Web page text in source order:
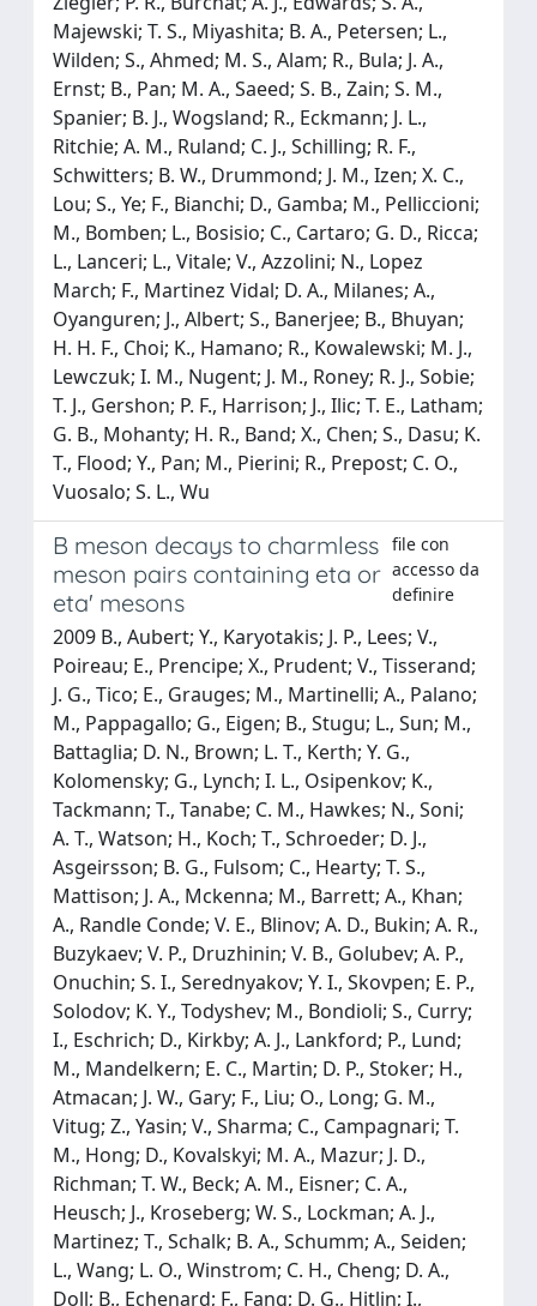
Majewski; T. S., Miyashita; B. A., Petersen; L.,
Wilden; S., Ahmed; M. S., Alam; R., Bula; J. A.,
Ernst; B., Pan; M. A., Saeed; S. B., Zain; S. M.,
Spanier; B. J., Wogsland; R., Eckmann; J. L.,
Ritchie; A. M., Ruland; C. J., Schilling; R. F.,
Schwitters; B. W., Drummond; J. M., Izen; X. C.,
Lou; S., Ye; F., Bianchi; D., Gamba; M., Pelliccioni;
M., Bomben; L., Bosisio; C., Cartaro; G. D., Ricca;
L., Lanceri; L., Vitale; V., Azzolini; N., Lopez
March; F., Martinez Vidal; D. A., Milanes; A.,
Oyanguren; J., Albert; S., Banerjee; B., Bhuyan;
H. H. F., Choi; K., Hamano; R., Kowalewski; M. J.,
Lewczuk; I. M., Nugent; J. M., Roney; R. J., Sobie;
T. J., Gershon; P. F., Harrison; J., Ilic; T. E., Latham;
G. B., Mohanty; H. R., Band; X., Chen; S., Dasu; K.
T., Flood; Y., Pan; M., Pierini; R., Prepost; C. O.,
Vuosalo; S. L., Wu
B meson decays to charmless
meson pairs containing eta or
eta' mesons
file con
accesso da
definire
2009 B., Aubert; Y., Karyotakis; J. P., Lees; V.,
Poireau; E., Prencipe; X., Prudent; V., Tisserand;
J. G., Tico; E., Grauges; M., Martinelli; A., Palano;
M., Pappagallo; G., Eigen; B., Stugu; L., Sun; M.,
Battaglia; D. N., Brown; L. T., Kerth; Y. G.,
Kolomensky; G., Lynch; I. L., Osipenkov; K.,
Tackmann; T., Tanabe; C. M., Hawkes; N., Soni;
A. T., Watson; H., Koch; T., Schroeder; D. J.,
Asgeirsson; B. G., Fulsom; C., Hearty; T. S.,
Mattison; J. A., Mckenna; M., Barrett; A., Khan;
A., Randle Conde; V. E., Blinov; A. D., Bukin; A. R.,
Buzykaev; V. P., Druzhinin; V. B., Golubev; A. P.,
Onuchin; S. I., Serednyakov; Y. I., Skovpen; E. P.,
Solodov; K. Y., Todyshev; M., Bondioli; S., Curry;
I., Eschrich; D., Kirkby; A. J., Lankford; P., Lund;
M., Mandelkern; E. C., Martin; D. P., Stoker; H.,
Atmacan; J. W., Gary; F., Liu; O., Long; G. M.,
Vitug; Z., Yasin; V., Sharma; C., Campagnari; T.
M., Hong; D., Kovalskyi; M. A., Mazur; J. D.,
Richman; T. W., Beck; A. M., Eisner; C. A.,
Heusch; J., Kroseberg; W. S., Lockman; A. J.,
Martinez; T., Schalk; B. A., Schumm; A., Seiden;
L., Wang; L. O., Winstrom; C. H., Cheng; D. A.,
Doll; B., Echenard; F., Fang; D. G., Hitlin; I.,